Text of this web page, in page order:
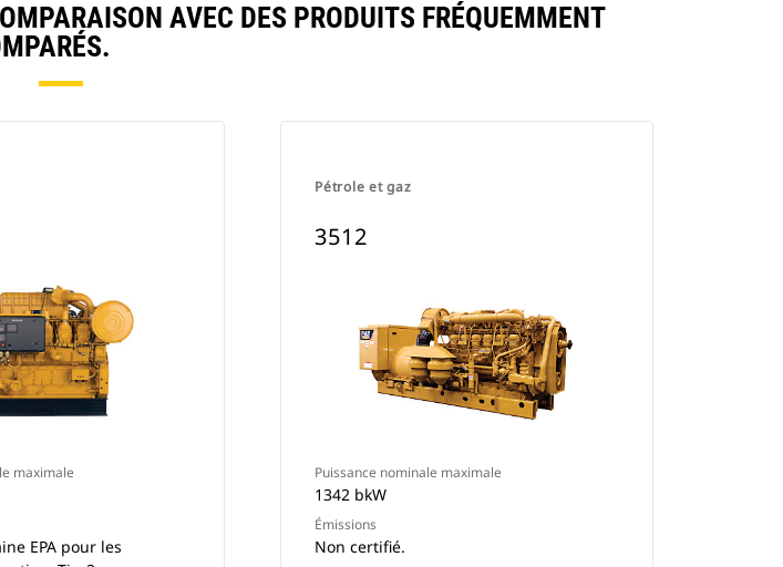
AVEC DES PRODUITS FRÉQUEMMENT
maximale
EPA pour les
Pétrole et gaz
3512
Puissance nominale maximale
1342 bkW
Émissions
Non certifié.